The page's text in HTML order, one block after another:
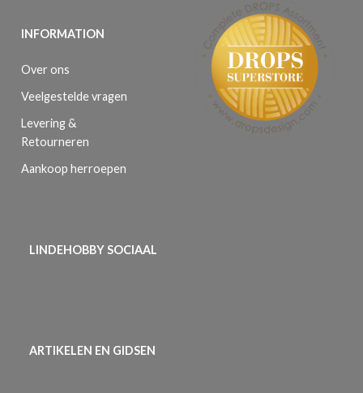
INFORMATION
Over ons
Veelgestelde vragen
Levering &
Retourneren
Aankoop herroepen
LINDEHOBBY SOCIAAL
ARTIKELEN EN GIDSEN